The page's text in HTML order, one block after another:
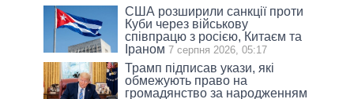
США розширили санкції проти
Куби через військову
співпрацю з росією, Китаєм та
Іраном 7 серпня 2026, 05:17
Трамп підписав укази, які
обмежують право на
громадянство за народженням